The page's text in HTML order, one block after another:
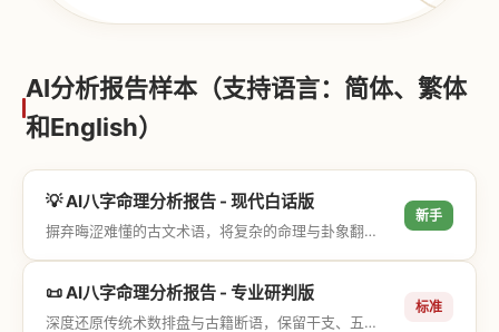
AI分析报告样本（支持语言：简体、繁体
和English）
💡 AI八字命理分析报告 - 现代白话版
摒弃晦涩难懂的古文术语，将复杂的命理与卦象翻译成通俗易懂的现代大白话，直击结果与生活建议，零门槛轻松阅读。
新手
📜 AI八字命理分析报告 - 专业研判版
深度还原传统术数排盘与古籍断语，保留干支、五行与神煞等专业术语，适合追求严谨考证与具备易学基础的用户。
标准